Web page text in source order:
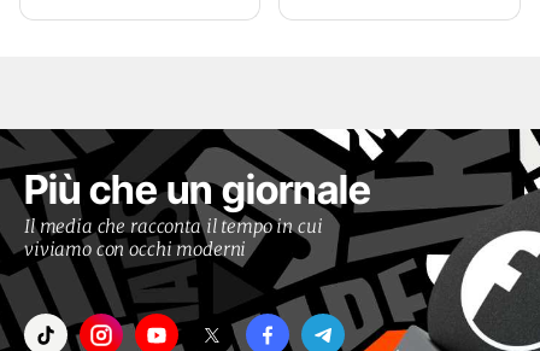
Più che un giornale
Il media che racconta il tempo in cui
viviamo con occhi moderni